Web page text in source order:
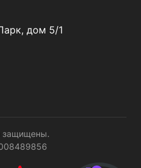
дом 5/1
защищены.